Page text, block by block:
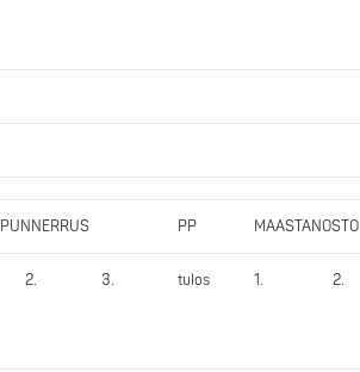
PP MAASTANOSTO
2. 3. tulos 1. 2.